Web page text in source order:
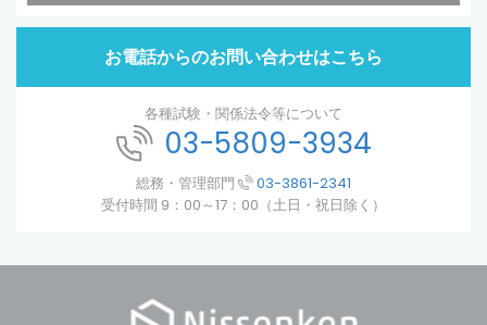
お電話からのお問い合わせはこちら
各種試験・関係法令等について
03-5809-3934
総務・管理部門
03-3861-2341
受付時間 9：00～17：00（土日・祝日除く）